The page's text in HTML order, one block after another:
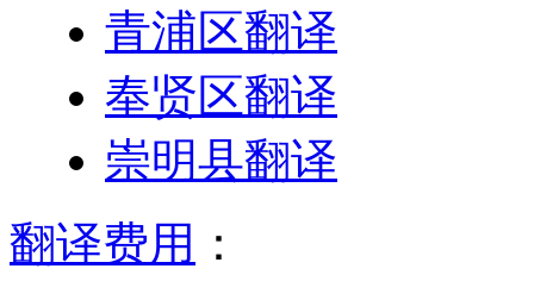
青浦区翻译
奉贤区翻译
崇明县翻译
翻译费用 ：